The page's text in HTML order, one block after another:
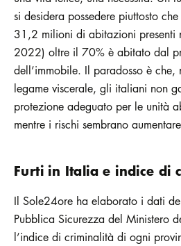
si desidera possedere piuttosto
31,2 milioni di abitazioni presenti
2022) oltre il 70% è abitato dal
dell’immobile. Il paradosso è che,
legame viscerale, gli italiani non
protezione adeguato per le unità
mentre i rischi sembrano
Furti in Italia e indice di
Il Sole24ore ha elaborato i dati
Pubblica Sicurezza del Ministero
l’indice di criminalità di ogni